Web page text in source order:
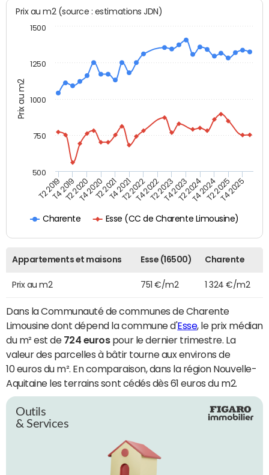
Prix au m2
Prix au m2 (source : estimations JDN)
Charente Esse (CC de Charente Limousine)
T2 2019T4 2019T2 2020T4 2020T2 2021T4 2021T2 2022T4 2022T2 2023T4 2023T2 2024T4 2024T2 2025T4 2025
500
750
1000
1250
1500
Appartements et maisons Esse (16500) Charente
Prix au m2 751 €/m2 1 324 €/m2
Dans la Communauté de communes de Charente
Limousine dont dépend la commune d'Esse, le prix médian
du m² est de 724 eurospour le dernier trimestre. La
valeur des parcelles à bâtir tourne aux environs de
10 euros du m². En comparaison, dans la région Nouvelle-
Aquitaine les terrains sont cédés dès 61 euros du m2.
Outils
& Services